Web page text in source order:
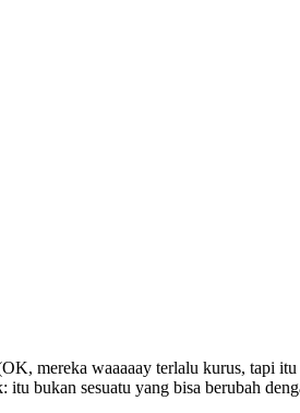
mereka waaaaay terlalu kurus, tapi
bukan sesuatu yang bisa berubah